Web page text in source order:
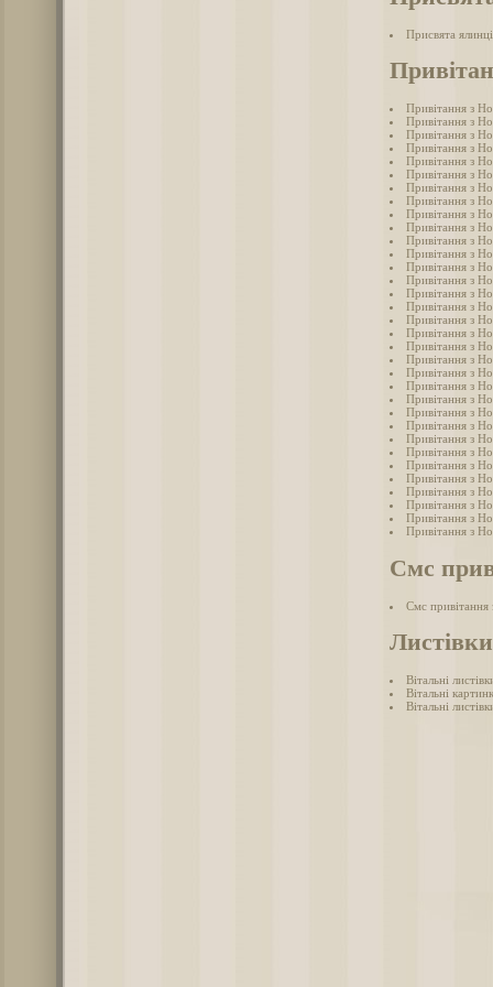
Присвята
Привітання з
Привітання з
Привітання з
Привітання з
Привітання з
Привітання з
Привітання з
Привітання з
Привітання з
Привітання з
Привітання з
Привітання з
Привітання з
Привітання з
Привітання з
Привітання з
Привітання з
Привітання з
Привітання з
Привітання з
Привітання з
Привітання з
Привітання з
Привітання з
Привітання з
Привітання з
Привітання з
Привітання з
Привітання з
Привітання з
Привітання з
Привітання з
Привітання з
Смс
Смс
Вітальні
Вітальні
Вітальні